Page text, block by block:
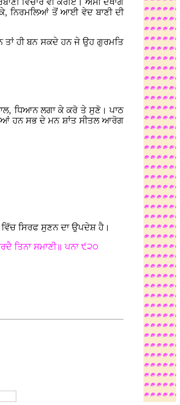
ਵਿਚਾਰ ਵੀ ਕਰੀਏ। ਅਸੀਂ ਦੇਖਾਂਗੇ
ਨਿਰਮਲਿਆਂ ਤੋਂ ਆਈ ਵੇਦ ਬਾਣੀ ਦੀ
ਤਾਂ ਹੀ ਬਨ ਸਕਦੇ ਹਨ ਜੇ ਉਹ ਗੁਰਮਤਿ
ਧਿਆਨ ਲਗਾ ਕੇ ਕਰੋ ਤੇ ਸੁਣੋ। ਪਾਠ
ਹਨ ਸਭ ਦੇ ਮਨ ਸ਼ਾਂਤ ਸੀਤਲ ਆਰੋਗ
ਵਿੱਚ ਸਿਰਫ ਸੁਣਨ ਦਾ ਉਪਦੇਸ਼ ਹੈ।
ਤਿਨਾ ਸਮਾਣੀ॥ ਪਨਾ ੯੨੦